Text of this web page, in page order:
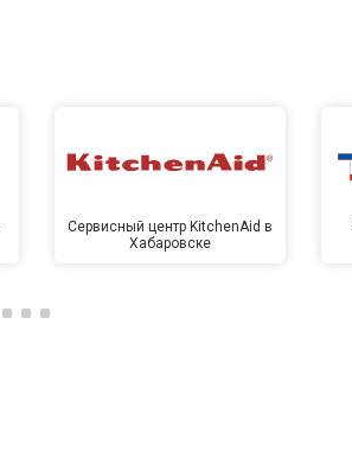
Сервисный центр KitchenAid в
Хабаровске